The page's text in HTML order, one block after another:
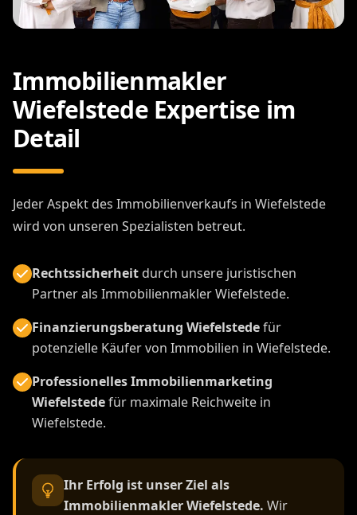
Immobilienmakler
Wiefelstede Expertise im
Detail
Jeder Aspekt des Immobilienverkaufs in Wiefelstede
wird von unseren Spezialisten betreut.
Rechtssicherheitdurch unsere juristischen
Partner als Immobilienmakler Wiefelstede.
Finanzierungsberatung Wiefelstedefür
potenzielle Käufer von Immobilien in Wiefelstede.
Professionelles Immobilienmarketing
Wiefelstedefür maximale Reichweite in
Wiefelstede.
Ihr Erfolg ist unser Ziel als
Immobilienmakler Wiefelstede. Wir